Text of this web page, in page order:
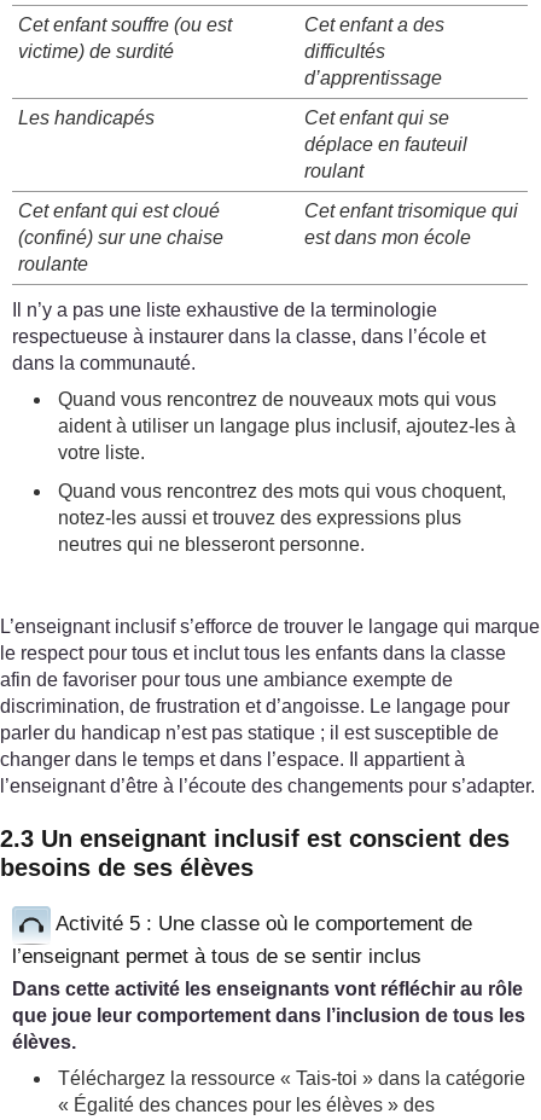
Cet enfant souffre (ou est
victime) de surdité
Cet enfant a des
difficultés
d’apprentissage
Les handicapés
Cet enfant qui se
déplace en fauteuil
roulant
Cet enfant qui est cloué
(confiné) sur une chaise
roulante
Cet enfant trisomique qui
est dans mon école
Il n’y a pas une liste exhaustive de la terminologie
respectueuse à instaurer dans la classe, dans l’école et
dans la communauté.
Quand vous rencontrez de nouveaux mots qui vous
aident à utiliser un langage plus inclusif, ajoutez-les à
votre liste.
Quand vous rencontrez des mots qui vous choquent,
notez-les aussi et trouvez des expressions plus
neutres qui ne blesseront personne.
L’enseignant inclusif s’efforce de trouver le langage qui marque
le respect pour tous et inclut tous les enfants dans la classe
afin de favoriser pour tous une ambiance exempte de
discrimination, de frustration et d’angoisse. Le langage pour
parler du handicap n’est pas statique ; il est susceptible de
changer dans le temps et dans l’espace. Il appartient à
l’enseignant d’être à l’écoute des changements pour s’adapter.
2.3 Un enseignant inclusif est conscient des
besoins de ses élèves
Activité 5 : Une classe où le comportement de
l’enseignant permet à tous de se sentir inclus
Dans cette activité les enseignants vont réfléchir au rôle
que joue leur comportement dans l’inclusion de tous les
élèves.
Téléchargez la ressource « Tais-toi » dans la catégorie
« Égalité des chances pour les élèves » des